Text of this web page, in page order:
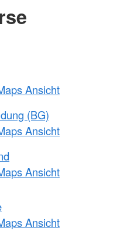
Ansicht
(BG)
Ansicht
Ansicht
Ansicht